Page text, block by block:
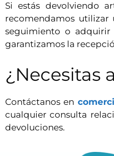
Si estás devolviendo
recomendamos utilizar
seguimiento o
garantizamos la
¿Necesitas
Contáctanos en
cualquier consulta
devoluciones.